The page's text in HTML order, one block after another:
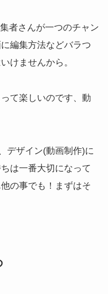
者さんが一つのチャン
編集方法などバラつ
けませんから。
て楽しいのです、動
デザイン(動画制作)に
は一番大切になって
の事でも！まずはそ